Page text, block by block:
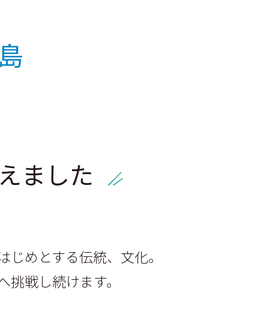
ました
じめとする伝統、文化。
戦し続けます。